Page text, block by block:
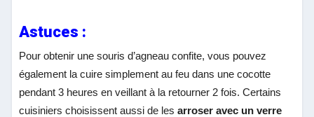
Astuces :
Pour obtenir une souris d’agneau confite, vous pouvez
également la cuire simplement au feu dans une cocotte
pendant 3 heures en veillant à la retourner 2 fois. Certains
cuisiniers choisissent aussi de lesarroser avec un verre